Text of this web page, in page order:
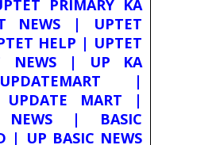
PRIMARY KA
NEWS | UPTET
HELP | UPTET
NEWS | UP KA
|
UPDATE MART |
NEWS | BASIC
| UP BASIC NEWS